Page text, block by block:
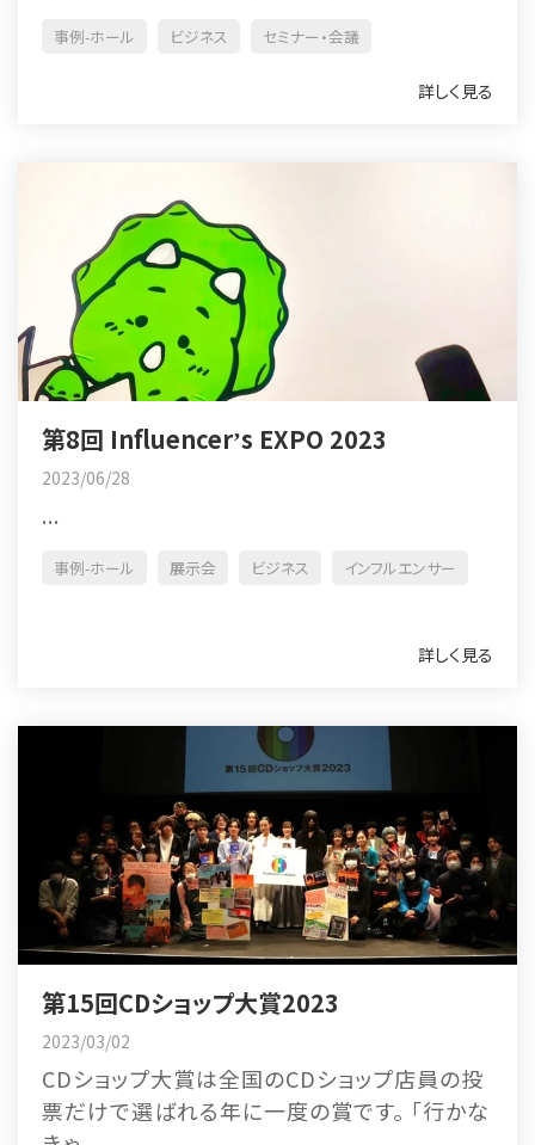
事例-ホール ビジネス セミナー・会議
詳しく見る
第8回 Influencerʼs EXPO 2023
2023/06/28
...
事例-ホール 展示会 ビジネス インフルエンサー
詳しく見る
第15回CDショップ大賞2023
2023/03/02
CDショップ大賞は全国のCDショップ店員の投
票だけで選ばれる年に一度の賞です。 「行かな